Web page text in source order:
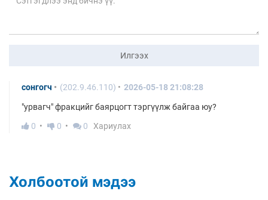
Илгээх
сонгогч (202.9.46.110) 2026-05-18 21:08:28
"урвагч" фракцийг баярцогт тэргүүлж байгаа юу?
0
0 0 Хариулах
Холбоотой мэдээ